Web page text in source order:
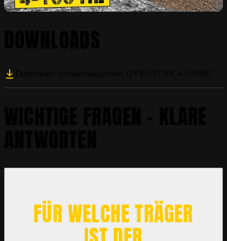
FÜR WELCHE TRÄGER